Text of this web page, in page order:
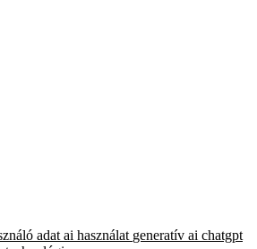
adat ai használat generatív ai chatgpt